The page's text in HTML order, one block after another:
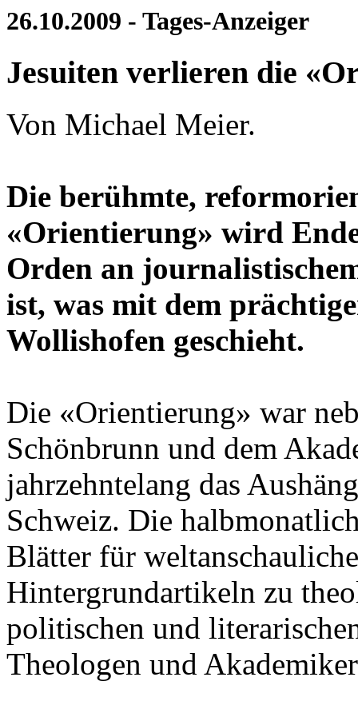
26.10.2009 - Tages-Anzeiger
Jesuiten verlieren die
Von Michael Meier.
Die berühmte,
«Orientierung» wird
Orden an
ist, was mit dem
Wollishofen geschieht.
Die «Orientierung» war
Schönbrunn und dem
jahrzehntelang das
Schweiz. Die
Blätter für
Hintergrundartikeln zu
politischen und
Theologen und